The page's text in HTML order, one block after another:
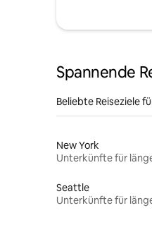
Spannende
Beliebte Reiseziele
New York
Seattle